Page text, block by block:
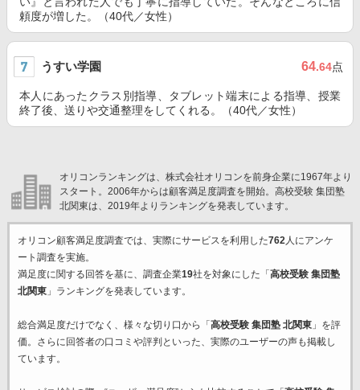
頼度が増した。（40代／女性）
うすい学園 64.64点
本人にあったクラス別指導、タブレット端末による指導、授業
終了後、送りや交通整理をしてくれる。（40代／女性）
オリコンランキングは、株式会社オリコンを前身企業に1967年より
スタート。2006年からは顧客満足度調査を開始。高校受験 集団塾
北関東は、2019年よりランキングを発表しています。
オリコン顧客満足度調査では、実際にサービスを利用した762人にアンケ
ート調査を実施。
満足度に関する回答を基に、調査企業19社を対象にした「 高校受験 集団塾
北関東」ランキングを発表しています。
総合満足度だけでなく、様々な切り口から「 高校受験 集団塾 北関東」を評
価。さらに回答者の口コミや評判といった、実際のユーザーの声も掲載し
ています。